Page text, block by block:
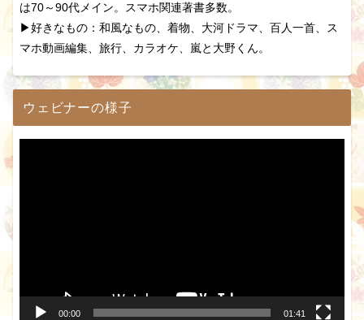
は70～90代メイン。スマホ関連著書多数。
▶好きなもの：和風なもの、着物、大河ドラマ、百人一首、ス
マホ動画編集、旅行、カラオケ、嵐と大野くん。
ウェビナーの様子
00:00 01:41